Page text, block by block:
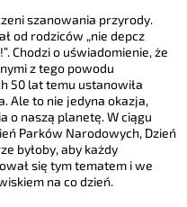
szanowania przyrody.
od rodziców „nie depcz
Chodzi o uświadomienie, że
z tego powodu
50 lat temu ustanowiła
Ale to nie jedyna okazja,
o naszą planetę. W ciągu
Parków Narodowych, Dzień
byłoby, aby każdy
się tym tematem i we
na co dzień.